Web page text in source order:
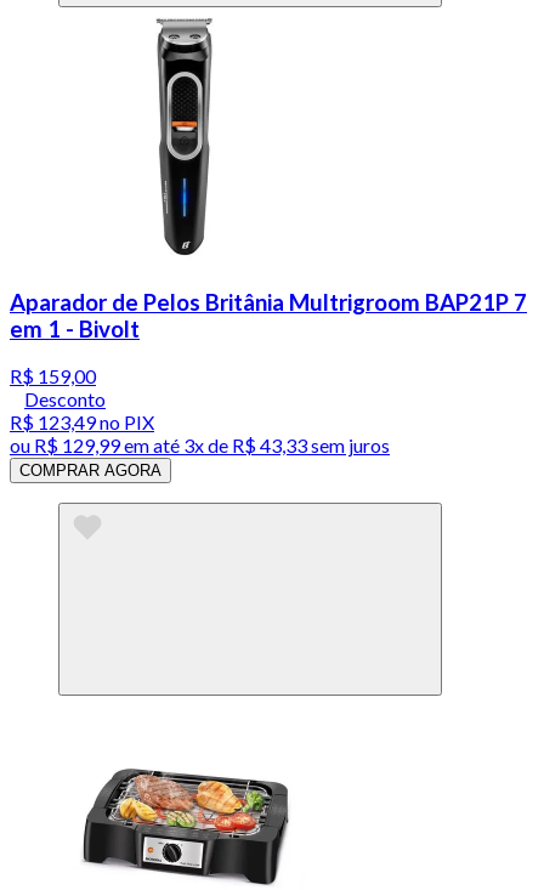
Aparador de Pelos Britânia Multrigroom BAP21P 7
em 1 - Bivolt
R$ 159,00
Desconto
R$ 123,49no PIX
ou R$ 129,99em até 3x de R$ 43,33 sem juros
COMPRAR AGORA